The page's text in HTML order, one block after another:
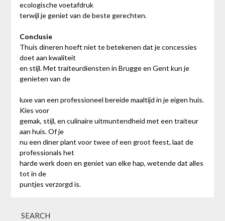
ecologische voetafdruk
terwijl je geniet van de beste gerechten.
Conclusie
Thuis dineren hoeft niet te betekenen dat je concessies
doet aan kwaliteit
en stijl. Met traiteurdiensten in Brugge en Gent kun je
genieten van de
luxe van een professioneel bereide maaltijd in je eigen huis.
Kies voor
gemak, stijl, en culinaire uitmuntendheid met een traiteur
aan huis. Of je
nu een diner plant voor twee of een groot feest, laat de
professionals het
harde werk doen en geniet van elke hap, wetende dat alles
tot in de
puntjes verzorgd is.
SEARCH